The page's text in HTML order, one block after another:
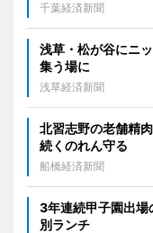
千葉経済新聞
浅草・松が谷にニ
集う場に
浅草経済新聞
北習志野の老舗精
続くのれん守る
船橋経済新聞
3年連続甲子園出
別ランチ